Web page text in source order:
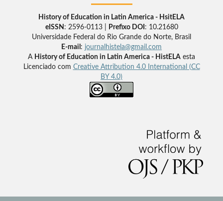
History of Education in Latin America - HsitELA
eISSN : 2596-0113 | Prefixo DOI : 10.21680
Universidade Federal do Rio Grande do Norte, Brasil
E-mail : journalhistela@gmail.com
A History of Education in Latin America - HistELA esta
Licenciado com Creative Attribution 4.0 International (CC
BY 4.0)